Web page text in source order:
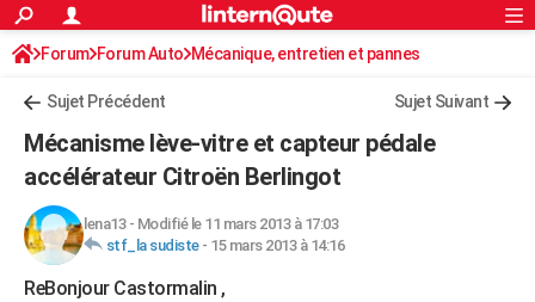
ACTUALITÉS
Politique
Société
Faits Divers
Education
Monde
Villes
+
Programme TV
Streaming
Sorties cinéma
Musique
FINANCE
Retraite
Impôts
Epargne
Immobilier
Risques naturels par ville
Banque
Assurance
Crédit
AUTO
Essais
Réserver un essai
Citadines
Berlines
SUV
Forum auto
HIGH-TECH
Rechercher
S'inscrire
Connexion
Forum Forum Auto Mécanique, entretien et pannes
Sujet Précédent Sujet Suivant
Mécanisme lève-vitre et capteur pédale
accélérateur Citroën Berlingot
lena13- Modifié le 11 mars 2013 à 17:03
stf_la sudiste- 15 mars 2013 à 14:16
ReBonjour Castormalin ,